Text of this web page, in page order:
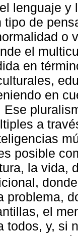
lenguaje
tipo de
o
el
en
en
Ese
a
posible
la vida,
problema,
el
todos, y, si